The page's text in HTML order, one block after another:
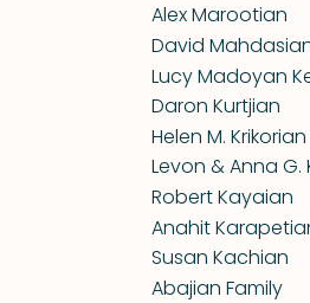
Alex Marootian
David
Lucy Madoyan
Daron Kurtjian
Helen M. Krikorian
Levon & Anna G.
Robert Kayaian
Anahit
Susan Kachian
Abajian Family